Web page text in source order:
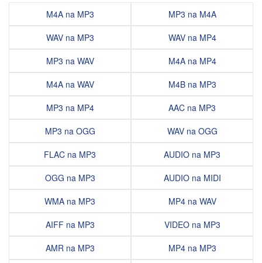
M4A na MP3
WAV na MP3
MP3 na WAV
M4A na WAV
MP3 na MP4
MP3 na OGG
FLAC na MP3
OGG na MP3
WMA na MP3
AIFF na MP3
AMR na MP3
MP3 na M4A
WAV na MP4
M4A na MP4
M4B na MP3
AAC na MP3
WAV na OGG
AUDIO na MP3
AUDIO na MIDI
MP4 na WAV
VIDEO na MP3
MP4 na MP3